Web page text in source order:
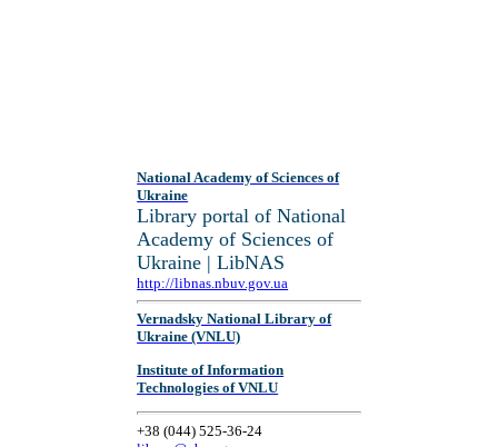
National Academy of Sciences of
Ukraine
Library portal of National
Academy of Sciences of
Ukraine | LibNAS
http://libnas.nbuv.gov.ua
Vernadsky National Library of
Ukraine (VNLU)
Institute of Information
Technologies of VNLU
+38 (044) 525-36-24